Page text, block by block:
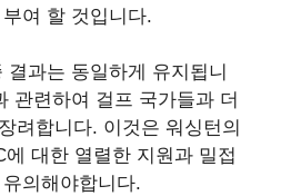
여 할 것입니다.
과는 동일하게 유지됩니
관련하여 걸프 국가들과 더
려합니다. 이것은 워싱턴의
대한 열렬한 지원과 밀접
의해야합니다.